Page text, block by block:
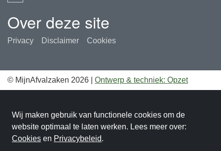
Wij maken gebruik van functionele cookies om de
website optimaal te laten werken. Lees meer over:
Cookies en Privacybeleid.
Over deze site
Privacy Disclaimer Cookies
© MijnAfvalzaken 2026 Ontwerp & techniek: Opzet